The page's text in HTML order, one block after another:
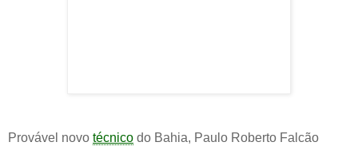
Provável novo técnico do Bahia, Paulo Roberto Falcão